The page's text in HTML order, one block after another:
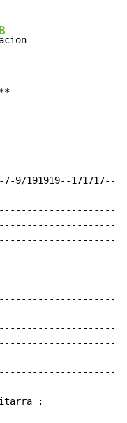
B
acion
191919--171717---|
|
|
|
|
|
|
|
|
|
|
|
: